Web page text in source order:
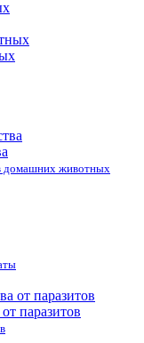
домашних животных
паразитов